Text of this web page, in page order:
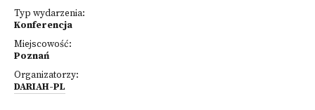
Typ wydarzenia:
Konferencja
Miejscowość:
Poznań
Organizatorzy:
DARIAH-PL